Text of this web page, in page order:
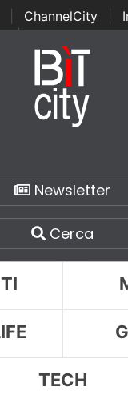
ChannelCity
| Italian Channel
Italian Security
Newsletter
Cerca
TECH